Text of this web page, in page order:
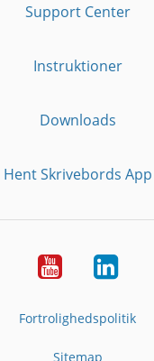
Support Center
Instruktioner
Downloads
Hent Skrivebords App
YouTube
Fortrolighedspolitik
Sitemap